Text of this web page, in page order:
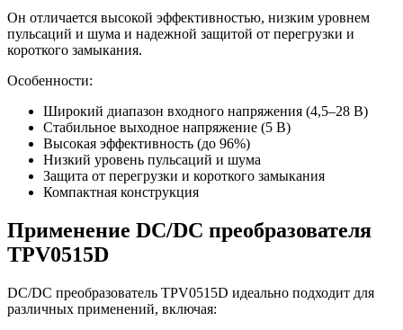
Он отличается высокой эффективностью, низким уровнем
пульсаций и шума и надежной защитой от перегрузки и
короткого замыкания.
Особенности:
Широкий диапазон входного напряжения (4,5–28 В)
Стабильное выходное напряжение (5 В)
Высокая эффективность (до 96%)
Низкий уровень пульсаций и шума
Защита от перегрузки и короткого замыкания
Компактная конструкция
Применение DC/DC преобразователя
TPV0515D
DC/DC преобразователь TPV0515D идеально подходит для
различных применений, включая: